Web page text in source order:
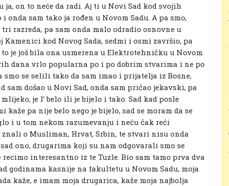
ja, on to neće da radi. Aj ti u Novi Sad kod svojih
sam tako ja rođen u Novom Sadu. A pa smo,
razreda, pa sam onda malo odradio osnovne u
Kamenici kod Novog Sada, sedmi i osmi završio, pa
je još bila ona usmerena u Elektrotehničku u Novom
dana vrlo popularna po i po dobrim stvarima i ne po
smo se selili tako da sam imao i prijatelja iz Bosne,
sam došao u Novi Sad, onda sam pričao jekavski, pa
je l’ belo ili je bijelo i tako. Sad kad posle
kaže pa nije belo nego je bijelo, sad se moram da se
i u tom nekom razumevanju i neću čak reći
o Musliman, Hrvat, Srbin, te stvari nisu onda
ono, drugarima koji su nam odgovarali smo se
interesantno iz te Tuzle. Bio sam tamo prva dva
godinama kasnije na fakultetu u Novom Sadu, moja
kaže, e imam moja drugarica, kaže moja najbolja